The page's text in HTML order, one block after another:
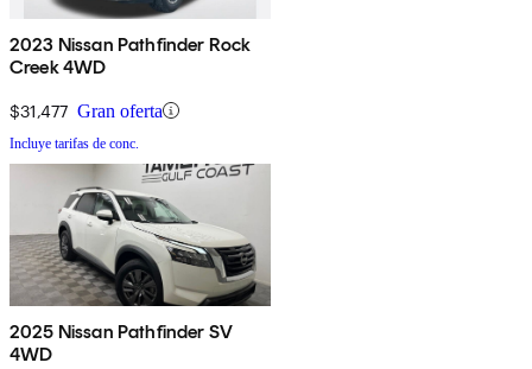
2023 Nissan Pathfinder Rock
Creek 4WD
$31,477 Gran oferta
Incluye tarifas de conc.
2025 Nissan Pathfinder SV
4WD